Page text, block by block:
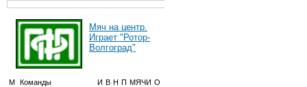
Мяч на центр.
Играет "Ротор-
Волгоград"
М Команды И В Н П МЯЧИ О